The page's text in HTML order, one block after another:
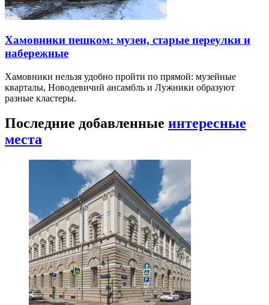
Хамовники пешком: музеи, старые переулки и
набережные
Хамовники нельзя удобно пройти по прямой: музейные
кварталы, Новодевичий ансамбль и Лужники образуют
разные кластеры.
Последние добавленные интересные
места